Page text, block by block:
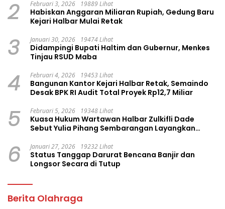
2 Februari 3, 2026 19889 Lihat
Habiskan Anggaran Miliaran Rupiah, Gedung Baru
Kejari Halbar Mulai Retak
3 Januari 30, 2026 19474 Lihat
Didampingi Bupati Haltim dan Gubernur, Menkes
Tinjau RSUD Maba
4 Februari 4, 2026 19453 Lihat
Bangunan Kantor Kejari Halbar Retak, Semaindo
Desak BPK RI Audit Total Proyek Rp12,7 Miliar
5 Februari 5, 2026 19348 Lihat
Kuasa Hukum Wartawan Halbar Zulkifli Dade
Sebut Yulia Pihang Sembarangan Layangkan
6 Januari 27, 2026 19232 Lihat
Status Tanggap Darurat Bencana Banjir dan
Longsor Secara di Tutup
Berita Olahraga